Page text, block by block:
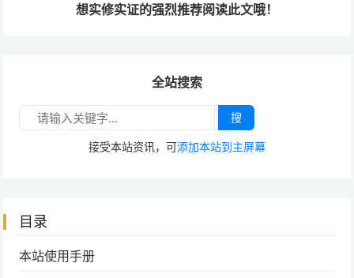
想实修实证的强烈推荐阅读此文哦！
全站搜索
搜
接受本站资讯，可添加本站到主屏幕
目录
本站使用手册